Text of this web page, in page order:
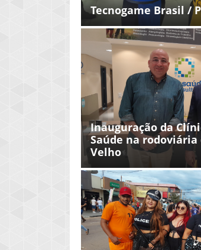
Tecnogame Brasil /
Inauguração da
Saúde na rodoviária
Velho